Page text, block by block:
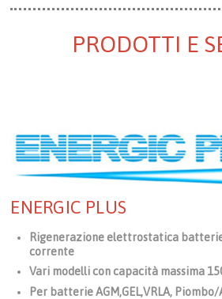
PRODOTTI E
ENERGIC PLUS
Rigenerazione elettrostatica
corrente
Vari modelli con capacità massima
Per batterie AGM,GEL,VRLA,